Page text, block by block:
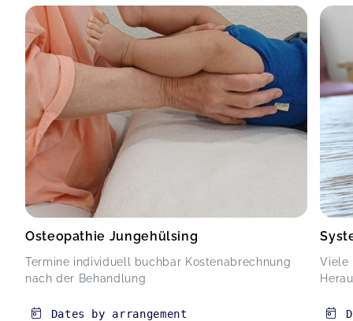
Osteopathie Jungehülsing
Termine individuell buchbar Kostenabrechnung
nach der Behandlung
Dates by arrangement
Viele